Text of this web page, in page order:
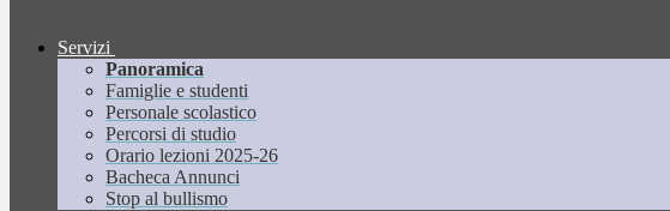
Servizi
Panoramica
Famiglie e studenti
Personale scolastico
Percorsi di studio
Orario lezioni 2025-26
Bacheca Annunci
Stop al bullismo